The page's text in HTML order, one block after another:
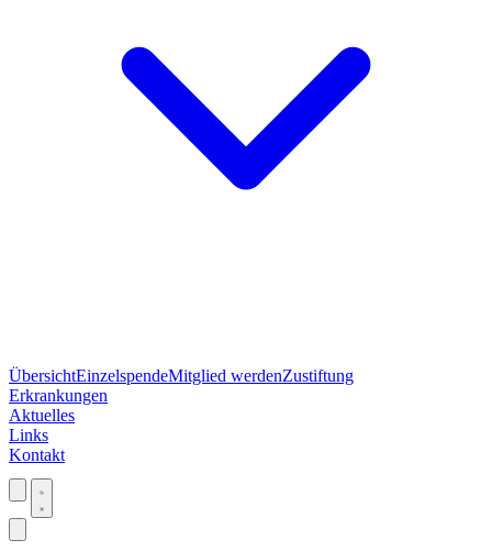
ÜbersichtEinzelspendeMitglied werdenZustiftung
Erkrankungen
Aktuelles
Links
Kontakt